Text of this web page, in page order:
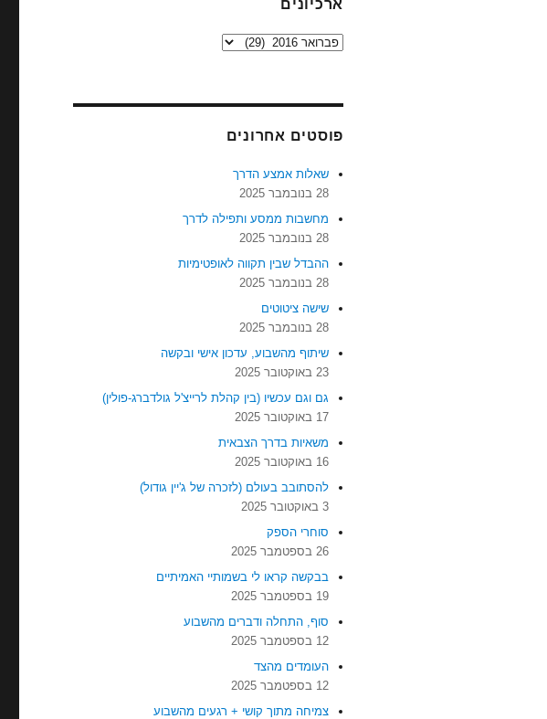
ארכיונים
ארכיונים
פוסטים אחרונים
שאלות אמצע הדרך
28 בנובמבר 2025
מחשבות ממסע ותפילה לדרך
28 בנובמבר 2025
ההבדל שבין תקווה לאופטימיות
28 בנובמבר 2025
שישה ציטוטים
28 בנובמבר 2025
שיתוף מהשבוע, עדכון אישי ובקשה
23 באוקטובר 2025
גם וגם עכשיו (בין קהלת לרייצ'ל גולדברג-פולין)
17 באוקטובר 2025
משאיות בדרך הצבאית
16 באוקטובר 2025
להסתובב בעולם (לזכרה של ג'יין גודול)
3 באוקטובר 2025
סוחרי הספק
26 בספטמבר 2025
בבקשה קראו לי בשמותיי האמיתיים
19 בספטמבר 2025
סוף, התחלה ודברים מהשבוע
12 בספטמבר 2025
העומדים מהצד
12 בספטמבר 2025
צמיחה מתוך קושי + רגעים מהשבוע